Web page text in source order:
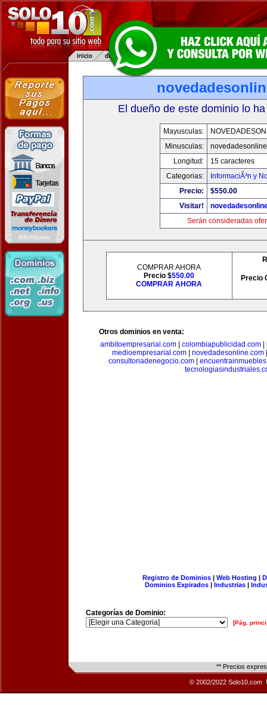
El dueño de este dominio lo
Mayusculas:
Minusculas:
Longitud:
15 caracteres
Categorias:
InformaciÃ³n y
Precio:
$550.00
Visitar!
Serán consideradas
COMPRAR AHORA
Precio $550.00
COMPRAR AHORA
Precio
Otros dominios en venta:
ambitoempresarial.com| colombiapublicidad.com|
medioempresarial.com| novedadesonline.com
consultoriadenegocio.com|
Registro de Dominios| Web Hosting |
Dominios Expirados | Industrias |
Categorías de Dominio:
[Pág.
** Precios
© 2002/2022 Solo10.com